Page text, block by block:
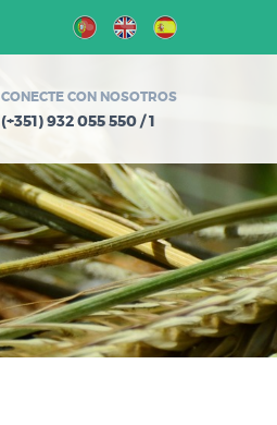
CONECTE CON NOSOTROS
(+351) 932 055 550 / 1